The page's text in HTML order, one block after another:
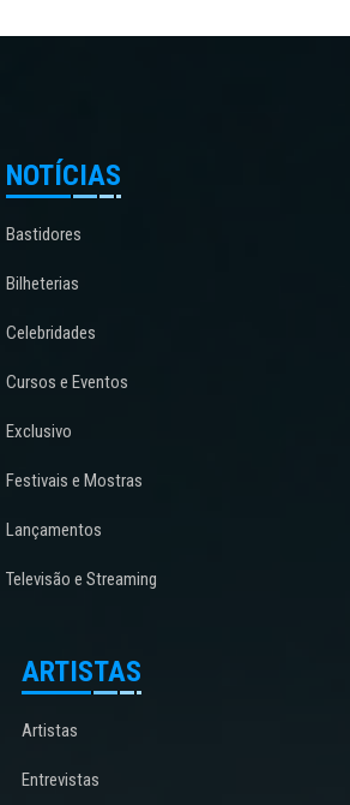
NOTÍCIAS
Bastidores
Bilheterias
Celebridades
Cursos e Eventos
Exclusivo
Festivais e Mostras
Lançamentos
Televisão e Streaming
ARTISTAS
Artistas
Entrevistas